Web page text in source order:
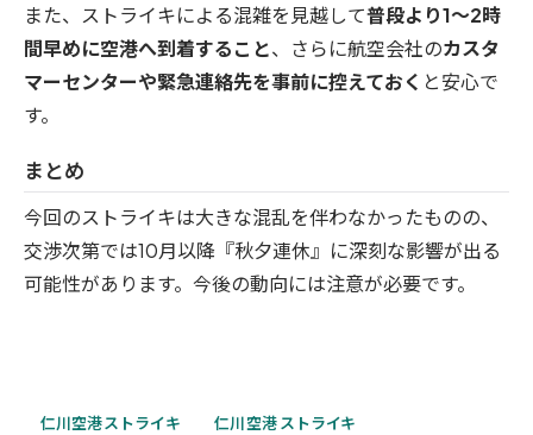
また、ストライキによる混雑を見越して普段より1〜2時
間早めに空港へ到着すること、さらに航空会社のカスタ
マーセンターや緊急連絡先を事前に控えておく と安心で
す。
まとめ
今回のストライキは大きな混乱を伴わなかったものの、
交渉次第では10月以降『秋夕連休』に深刻な影響が出る
可能性があります。 今後の動向には注意が必要です。
仁川空港 ストライキ
仁川 空港 ストライキ